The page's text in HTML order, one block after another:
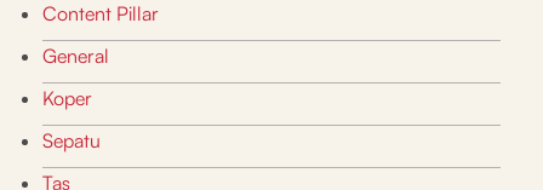
Content Pillar
General
Koper
Sepatu
Tas